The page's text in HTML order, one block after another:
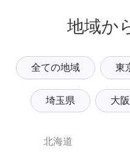
地域か
全ての地域 東
埼玉県 大
北海道